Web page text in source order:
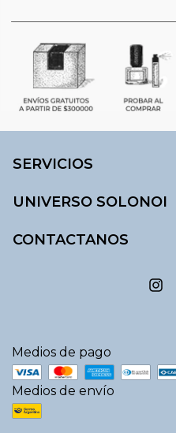
SERVICIOS
UNIVERSO SOLONOI
CONTACTANOS
Medios de pago
Medios de envío